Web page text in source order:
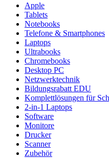
Apple
Tablets
Notebooks
Telefone & Smartphones
Laptops
Ultrabooks
Chromebooks
Desktop PC
Netzwerktechnik
Bildungsrabatt EDU
Komplettlösungen für
2-in-1 Laptops
Software
Monitore
Drucker
Scanner
Zubehör